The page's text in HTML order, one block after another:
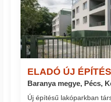
ELADÓ ÚJ
Baranya megye, Pécs,
Új építésű lakóparkban